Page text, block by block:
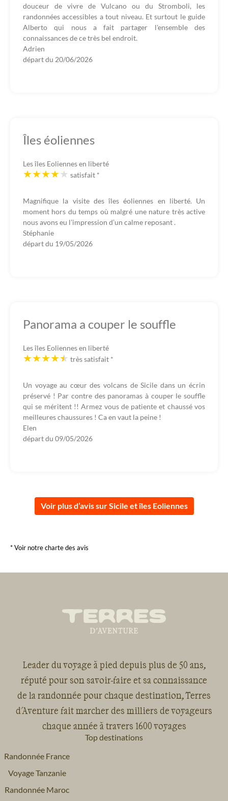
douceur de vivre de Vulcano ou du Stromboli, les
randonnées accessibles a tout niveau. Et surtout le guide
Alberto qui nous a fait partager l'ensemble des
connaissances de ce très bel endroit.
Adrien
départ du 20/06/2026
Îles éoliennes
Les îles Eoliennes en liberté
satisfait *
Magnifique la visite des îles éoliennes en liberté. Un
moment hors du temps où malgré une nature très active
nous avons eu l’impression d’un calme reposant .
Stéphanie
départ du 19/05/2026
Panorama a couper le souffle
Les îles Eoliennes en liberté
très satisfait *
Un voyage au cœur des volcans de Sicile dans un écrin
préservé ! Par contre des panoramas à couper le souffle
qui se méritent !! Armez vous de patiente et chaussé vos
meilleures chaussures ! Ca en vaut la peine !
Elen
départ du 09/05/2026
Voir plus d’avis sur Sicile et îles Eoliennes
* Voir notre charte des avis
Leader du voyage à pied depuis plus de 50 ans,
réputé pour son savoir-faire et sa connaissance
de la randonnée pour chaque destination, Terres
d'Aventure fait marcher des milliers de voyageurs
chaque année à travers 1600 voyages
Top destinations
Randonnée France
Voyage Tanzanie
Randonnée Maroc